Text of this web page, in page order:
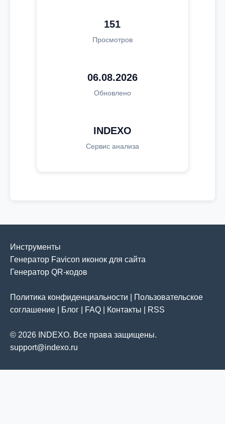
151
Просмотров
06.08.2026
Обновлено
INDEXO
Сервис анализа
Инструменты
Генератор Favicon иконок для сайта
Генератор QR-кодов
Политика конфиденциальности
Пользовательское
соглашение
Блог FAQ Контакты RSS
© 2026 INDEXO. Все права защищены.
support@indexo.ru